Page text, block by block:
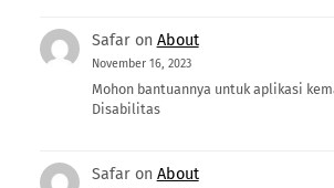
Safaron About
November 16, 2023
Mohon bantuannya untuk aplikasi
Disabilitas
Safaron About